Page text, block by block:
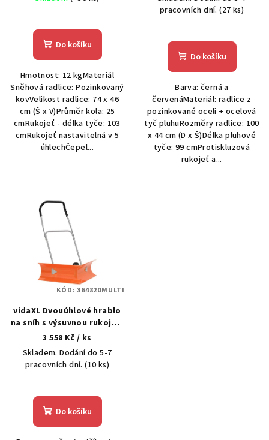
Do košíku
Hmotnost: 12 kgMateriál
Sněhová radlice: Pozinkovaný
kovVelikost radlice: 74 x 46
cm (Š x V)Průměr kola: 25
cmRukojeť - délka tyče: 103
cmRukojeť nastavitelná v 5
úhlechČepel...
pracovních dní.(27 ks)
Do košíku
Barva: černá a
červenáMateriál: radlice z
pozinkované oceli + ocelová
tyč pluhuRozměry radlice: 100
x 44 cm (D x Š)Délka pluhové
tyče: 99 cmProtiskluzová
rukojeť a...
vidaXL Dvouúhlové hrablo
na sníh s výsuvnou rukojetí
oranžové ocel
3 558 Kč / ks
Skladem. Dodání do 5-7
pracovních dní.(10 ks)
Do košíku
KÓD:364820MULTI